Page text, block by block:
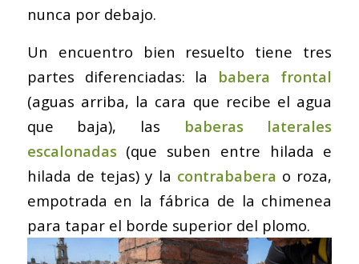
nunca por debajo.
Un encuentro bien resuelto tiene tres
partes diferenciadas: la babera frontal
(aguas arriba, la cara que recibe el agua
que baja), las baberas laterales
escalonadas(que suben entre hilada e
hilada de tejas) y la contrababera o roza,
empotrada en la fábrica de la chimenea
para tapar el borde superior del plomo.